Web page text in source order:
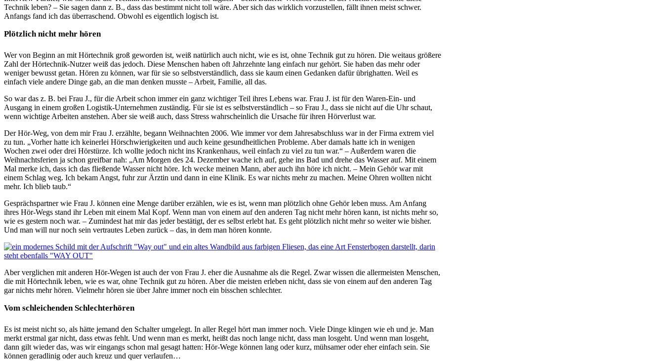
Technik leben? – Sie sagen dann z. B., dass das bestimmt nicht toll wäre. Aber sich das wirklich vorzustellen, fällt ihnen meist schwer.
Anfangs fand ich das überraschend. Obwohl es eigentlich logisch ist.
Plötzlich nicht mehr hören
Wer von Beginn an mit Hörtechnik groß geworden ist, weiß natürlich auch nicht, wie es ist, ohne Technik gut zu hören. Die weitaus größere
Zahl der Hörtechnik-Nutzer weiß das jedoch. Diese Menschen haben oft Jahrzehnte lang einfach nur gehört. Sie haben das mehr oder
weniger bewusst getan. Hören zu können, war für sie so selbstverständlich, dass sie kaum einen Gedanken dafür übrighatten. Weil es
einfach viele andere Dinge gab, an die man denken musste – Arbeit, Familie, all das.
So war das z. B. bei Frau J., für die Arbeit schon immer ein ganz wichtiger Teil ihres Lebens war. Frau J. ist für den Waren-Ein- und
Ausgang in einem großen Logistik-Unternehmen zuständig. Für sie ist es selbstverständlich – so Frau J., dass sie nicht auf die Uhr schaut,
wenn wichtige Arbeiten anstehen. Aber sie weiß auch, dass Stress wahrscheinlich die Ursache für ihren Hörverlust war.
Der Hör-Weg, von dem mir Frau J. erzählte, begann Weihnachten 2006. Wie immer vor dem Jahresabschluss war in der Firma extrem viel
zu tun. „Vorher hatte ich keinerlei Hörschwierigkeiten und auch keine gesundheitlichen Probleme. Aber damals hatte ich in wenigen
Wochen zwei oder drei Hörstürze. Ich wollte jedoch nicht ins Krankenhaus, weil einfach zu viel zu tun war.“ – Außerdem waren die
Weihnachtsferien ja schon greifbar nah: „Am Morgen des 24. Dezember wache ich auf, gehe ins Bad und drehe das Wasser auf. Mit einem
Mal merke ich, dass ich das fließende Wasser nicht höre. Ich wecke meinen Mann, aber auch ihn höre ich nicht. – Mein Gehör war mit
einem Schlag weg. Ich bekam Angst, fuhr zur Ärztin und dann in eine Klinik. Es war nichts mehr zu machen. Meine Ohren wollten nicht
mehr. Ich blieb taub.“
Gesprächspartner wie Frau J. können eine Menge darüber erzählen, wie es ist, wenn man plötzlich ohne Gehör leben muss. Am Anfang
ihres Hör-Wegs stand ihr Leben mit einem Mal Kopf. Wenn man von einem auf den anderen Tag nicht mehr hören kann, ist nichts mehr so,
wie es gestern noch war. – Zumindest hat mir das jeder bestätigt, der es selbst erlebt hat. Es geht plötzlich nicht mehr so weiter wie bisher.
Und man will nur noch sein vertrautes Leben zurück – das, in dem man hören konnte.
Aber verglichen mit anderen Hör-Wegen ist auch der von Frau J. eher die Ausnahme als die Regel. Zwar wissen die allermeisten Menschen,
die mit Hörtechnik leben, wie es war, ohne Technik gut zu hören. Aber die meisten erleben nicht, dass sie von einem auf den anderen Tag
gar nichts mehr hören. Vielmehr hören sie über Jahre immer noch ein bisschen schlechter.
Vom schleichenden Schlechterhören
Es ist meist nicht so, als hätte jemand den Schalter umgelegt. In aller Regel hört man immer noch. Viele Dinge klingen wie eh und je. Man
merkt erstmal gar nicht, dass etwas fehlt. Und wenn man es merkt, heißt das noch lange nicht, dass man losgeht. Und wenn man losgeht,
dann gilt wieder das, was wir eingangs schon mal gesagt hatten: Hör-Wege können lang oder kurz, mühsamer oder eher einfach sein. Sie
können geradlinig oder auch kreuz und quer verlaufen…